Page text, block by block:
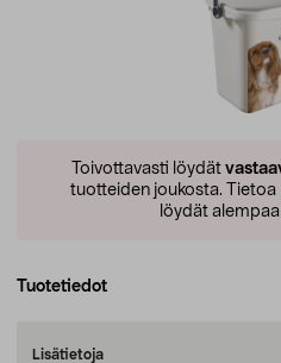
Toivottavasti löydät
tuotteiden joukosta.
löydät
Tuotetiedot
Lisätietoja